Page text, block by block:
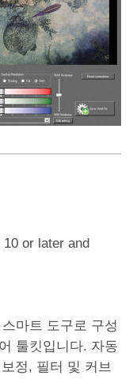
or later and
마트 도구로 구성
툴킷입니다. 자동
정, 필터 및 커브